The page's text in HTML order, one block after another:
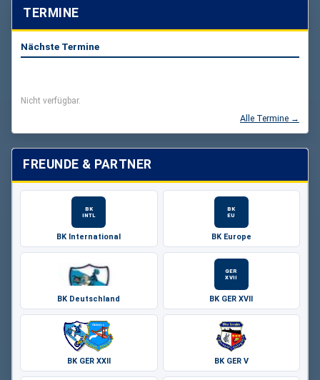
TERMINE
Nächste Termine
Nicht verfügbar.
Alle Termine →
FREUNDE & PARTNER
BK
INTL
BK International
BK
EU
BK Europe
BK Deutschland
GER
XVII
BK GER XVII
BK GER XXII BK GER V